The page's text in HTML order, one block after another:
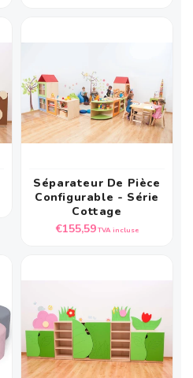
Séparateur De Pièce
Configurable - Série
Cottage
Prix
€155,59TVA incluse